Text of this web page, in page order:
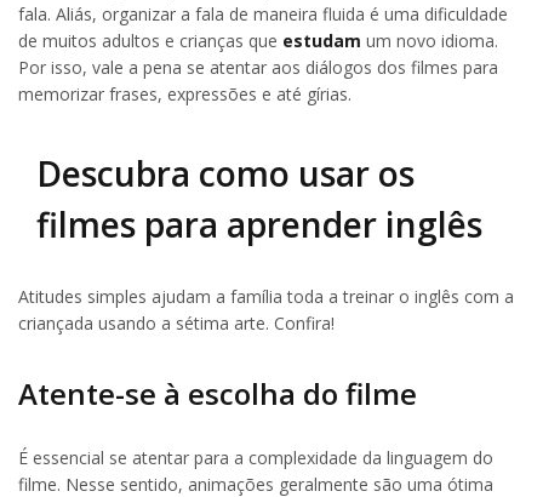
fala. Aliás, organizar a fala de maneira fluida é uma dificuldade
de muitos adultos e crianças que estudam um novo idioma.
Por isso, vale a pena se atentar aos diálogos dos filmes para
memorizar frases, expressões e até gírias.
Descubra como usar os
filmes para aprender inglês
Atitudes simples ajudam a família toda a treinar o inglês com a
criançada usando a sétima arte. Confira!
Atente-se à escolha do filme
É essencial se atentar para a complexidade da linguagem do
filme. Nesse sentido, animações geralmente são uma ótima